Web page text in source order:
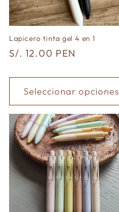
Lapicero tinta gel 4 en 1
Precio
S/. 12.00 PEN
Seleccionar opciones